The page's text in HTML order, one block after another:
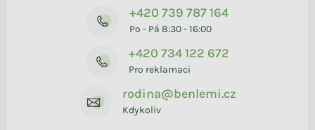
+420 739 787 164
Po - Pá 8:30 - 16:00
+420 734 122 672
Pro reklamaci
rodina@benlemi.cz
Kdykoliv